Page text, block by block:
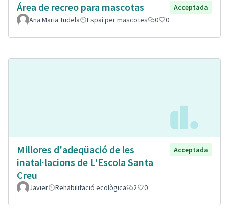
Área de recreo para mascotas
Acceptada
Ana Maria Tudela
Espai per mascotes 0 0
Millores d'adeqüació de les
inatal·lacions de L'Escola Santa
Creu
Acceptada
Javier Rehabilitació ecològica 2 0